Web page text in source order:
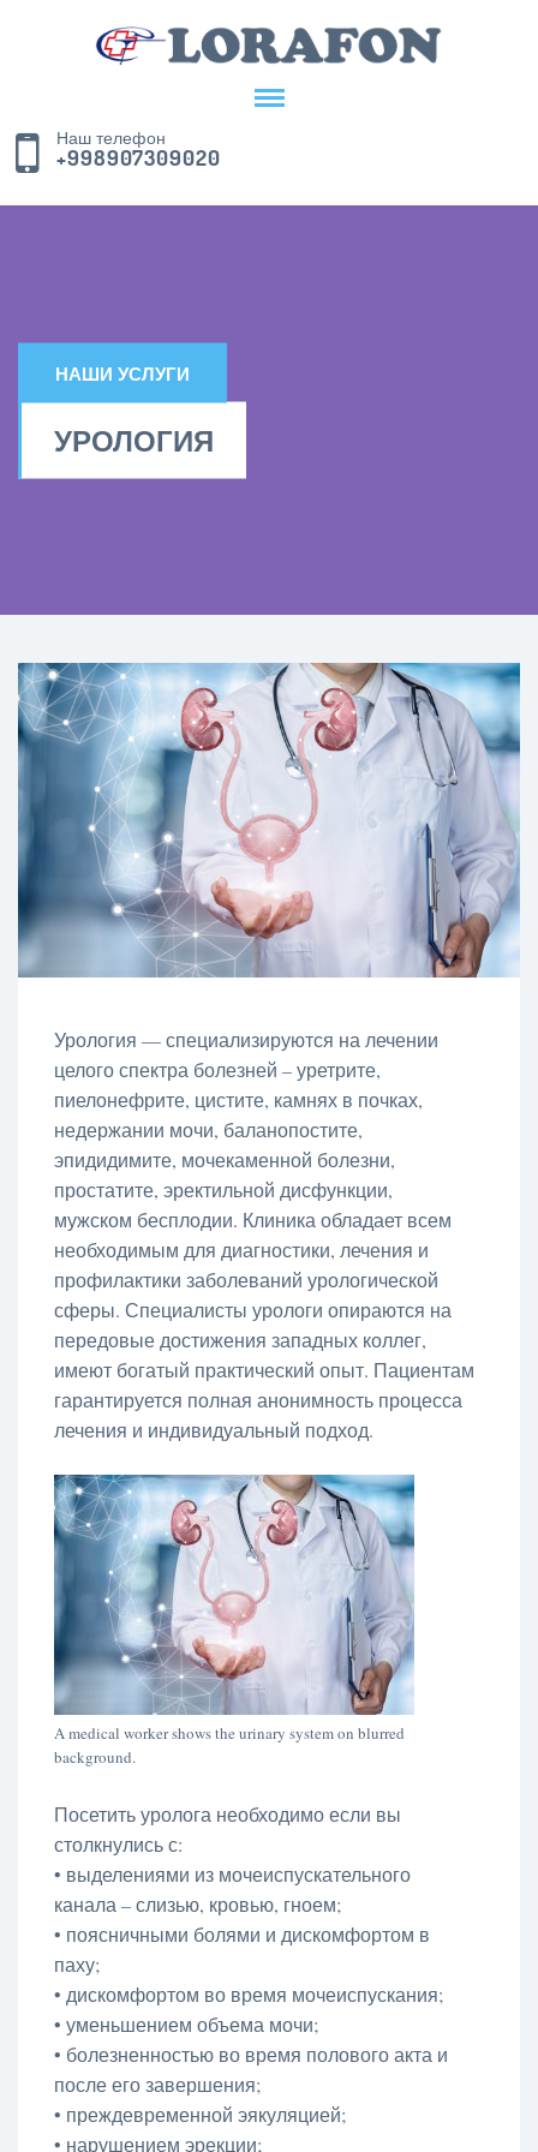
Наш телефон
+998907309020
НАШИ УСЛУГИ
УРОЛОГИЯ
Урология — специализируются на лечении
целого спектра болезней – уретрите,
пиелонефрите, цистите, камнях в почках,
недержании мочи, баланопостите,
эпидидимите, мочекаменной болезни,
простатите, эректильной дисфункции,
мужском бесплодии. Клиника обладает всем
необходимым для диагностики, лечения и
профилактики заболеваний урологической
сферы. Специалисты урологи опираются на
передовые достижения западных коллег,
имеют богатый практический опыт. Пациентам
гарантируется полная анонимность процесса
лечения и индивидуальный подход.
A medical worker shows the urinary system on blurred
background.
Посетить уролога необходимо если вы
столкнулись с:
• выделениями из мочеиспускательного
канала – слизью, кровью, гноем;
• поясничными болями и дискомфортом в
паху;
• дискомфортом во время мочеиспускания;
• уменьшением объема мочи;
• болезненностью во время полового акта и
после его завершения;
• преждевременной эякуляцией;
• нарушением эрекции;